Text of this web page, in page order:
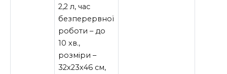
2,2 л, час
безперервної
роботи – до
10 хв.,
розміри –
32х23х46 см,